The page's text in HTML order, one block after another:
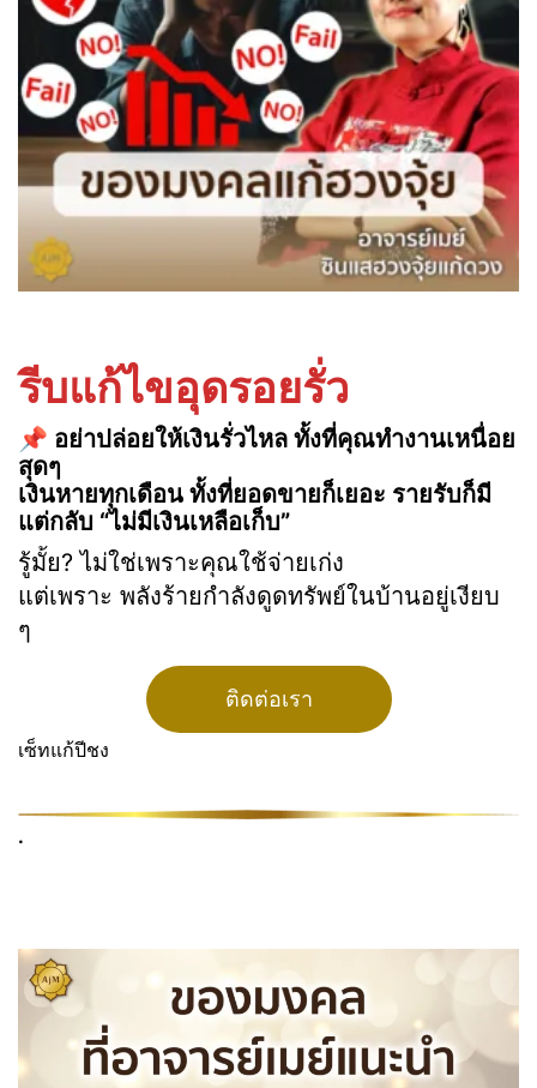
รีบแก้ไขอุดรอยรั่ว
📌 อย่าปล่อยให้เงินรั่วไหล ทั้งที่คุณทำงานเหนื่อย
สุดๆ
เงินหายทุกเดือน ทั้งที่ยอดขายก็เยอะ รายรับก็มี
แต่กลับ “ไม่มีเงินเหลือเก็บ”
รู้มั้ย? ไม่ใช่เพราะคุณใช้จ่ายเก่ง
แต่เพราะ พลังร้ายกำลังดูดทรัพย์ในบ้านอยู่เงียบ
ๆ
ติดต่อเรา
เซ็ทแก้ปีชง
.